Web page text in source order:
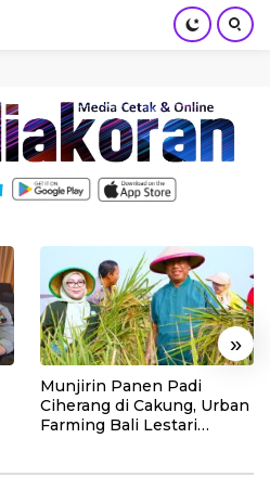
»
Munjirin Panen Padi
Ciherang di Cakung, Urban
Farming Bali Lestari